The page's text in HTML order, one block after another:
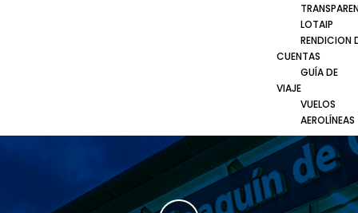
LOTAIP
RENDICION
CUENTAS
GUÍA DE
VIAJE
VUELOS
AEROLÍNEAS